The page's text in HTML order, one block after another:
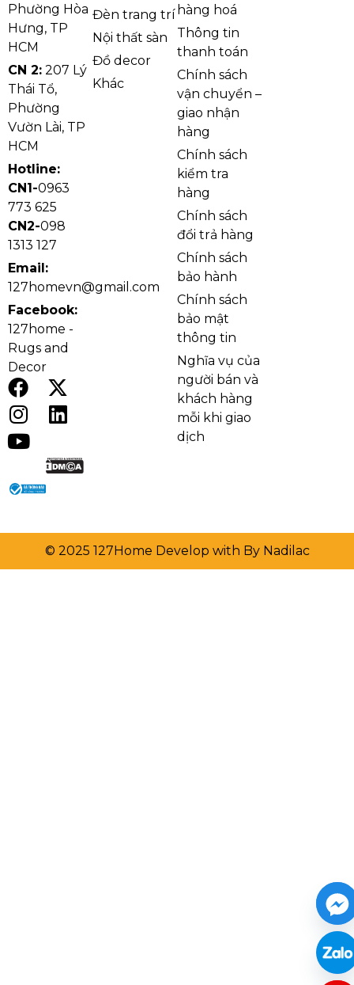
Phường Hòa
Hưng, TP
HCM
CN 2: 207 Lý
Thái Tổ,
Phường
Vườn Lài, TP
HCM
Hotline:
CN1-0963
773 625
CN2-098
1313 127
Email:
127homevn@gmail.com
Facebook:
127home -
Rugs and
Decor
Đèn trang trí
Nội thất sàn
Đồ decor
Khác
hàng hoá
Thông tin
thanh toán
Chính sách
vận chuyển –
giao nhận
hàng
Chính sách
kiểm tra
hàng
Chính sách
đổi trả hàng
Chính sách
bảo hành
Chính sách
bảo mật
thông tin
Nghĩa vụ của
người bán và
khách hàng
mỗi khi giao
dịch
© 2025 127Home Develop with By Nadilac